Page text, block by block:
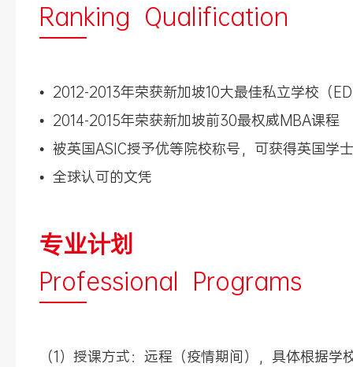
Ranking Qualification
• 2012-2013年荣获新加坡10大最佳私立学校（
• 2014-2015年荣获新加坡前30最权威MBA课程
• 被英国ASIC授予优等院校称号，可获得英国学
• 全球认可的文凭
专业计划
Professional Programs
（1）授课方式：远程（疫情期间），具体根据学